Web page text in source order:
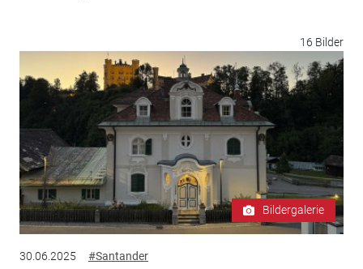
16 Bilder
Bildergalerie
30.06.2025 #Santander